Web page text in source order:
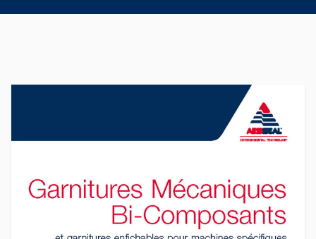
Remise à
neuf des